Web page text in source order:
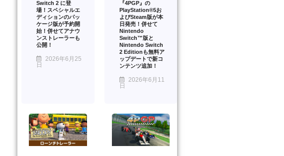
Switch 2 に登
場！スペシャルエ
ディションのパッ
ケージ版が予約開
始！併せてアナウ
ンストレーラーも
公開！
2026年6月25
日
『4PGP』の
PlayStation®5お
よびSteam版が本
日発売！併せて
Nintendo
Switch™版と
Nintendo Switch
2 Editionも無料ア
ップデートで新コ
ンテンツ追加！
2026年6月11
日